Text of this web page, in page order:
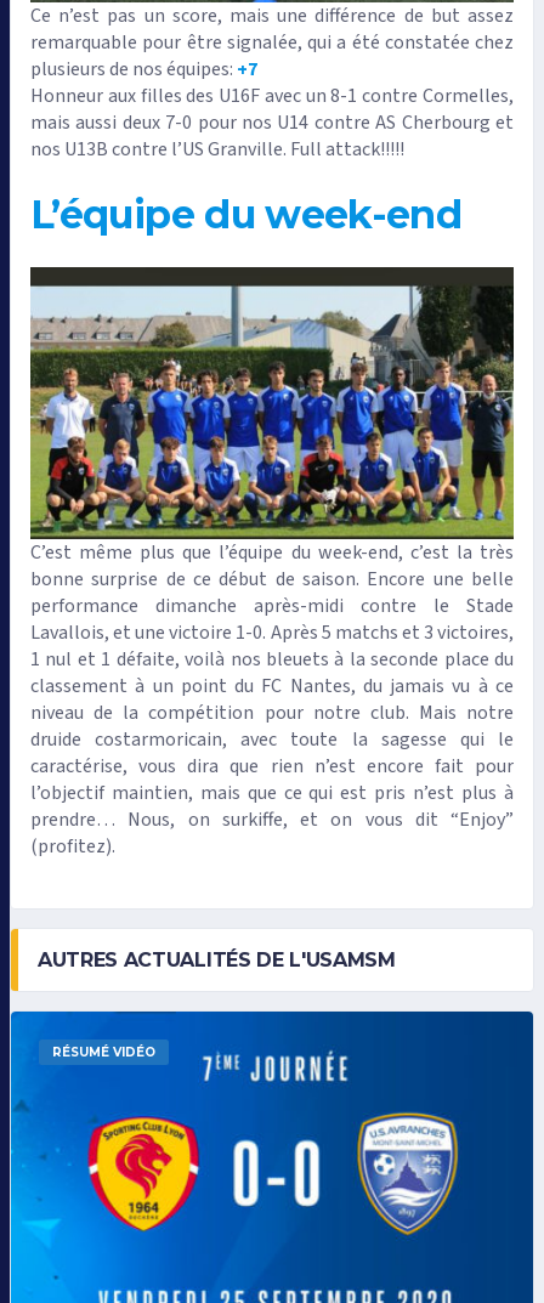
Ce n’est pas un score, mais une différence de but assez
remarquable pour être signalée, qui a été constatée chez
plusieurs de nos équipes: +7
Honneur aux filles des U16F avec un 8-1 contre Cormelles,
mais aussi deux 7-0 pour nos U14 contre AS Cherbourg et
nos U13B contre l’US Granville. Full attack!!!!!
L’équipe du week-end
C’est même plus que l’équipe du week-end, c’est la très
bonne surprise de ce début de saison. Encore une belle
performance dimanche après-midi contre le Stade
Lavallois, et une victoire 1-0. Après 5 matchs et 3 victoires,
1 nul et 1 défaite, voilà nos bleuets à la seconde place du
classement à un point du FC Nantes, du jamais vu à ce
niveau de la compétition pour notre club. Mais notre
druide costarmoricain, avec toute la sagesse qui le
caractérise, vous dira que rien n’est encore fait pour
l’objectif maintien, mais que ce qui est pris n’est plus à
prendre… Nous, on surkiffe, et on vous dit “Enjoy”
(profitez).
AUTRES ACTUALITÉS DE L'USAMSM
RÉSUMÉ VIDÉO